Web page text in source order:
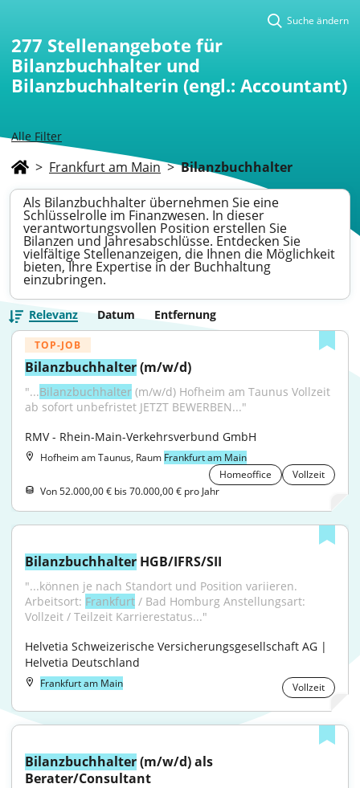
Alle Filter
Suche ändern
277 Stellenangebote für
Bilanzbuchhalter und
Bilanzbuchhalterin (engl.: Accountant)
> Frankfurt am Main > Bilanzbuchhalter
Als Bilanzbuchhalter übernehmen Sie eine
Schlüsselrolle im Finanzwesen. In dieser
verantwortungsvollen Position erstellen Sie
Bilanzen und Jahresabschlüsse. Entdecken Sie
vielfältige Stellenanzeigen, die Ihnen die Möglichkeit
bieten, Ihre Expertise in der Buchhaltung
einzubringen.
Relevanz Datum Entfernung
TOP-JOB
Bilanzbuchhalter (m/w/d)
"...Bilanzbuchhalter (m/w/d) Hofheim am Taunus Vollzeit
ab sofort unbefristet JETZT BEWERBEN..."
RMV - Rhein-Main-Verkehrsverbund GmbH
Hofheim am Taunus, Raum Frankfurt am Main
Homeoffice
Vollzeit
Von 52.000,00 € bis 70.000,00 € pro Jahr
Bilanzbuchhalter HGB/IFRS/SII
"...können je nach Standort und Position variieren.
Arbeitsort: Frankfurt / Bad Homburg Anstellungsart:
Vollzeit / Teilzeit Karrierestatus..."
Helvetia Schweizerische Versicherungsgesellschaft AG |
Helvetia Deutschland
Frankfurt am Main Vollzeit
Bilanzbuchhalter (m/w/d) als
Berater/Consultant